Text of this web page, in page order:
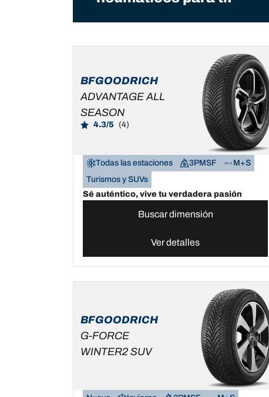
BFGOODRICH
ADVANTAGE ALL
SEASON
4.3/5 (4)
Todas las estaciones 3PMSF
M+S
Turismos y SUVs
Sé auténtico, vive tu verdadera pasión
Buscar dimensión
Ver detalles
BFGOODRICH
G-FORCE
WINTER2 SUV